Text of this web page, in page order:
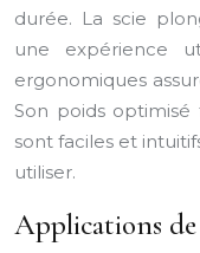
durée. La scie
une expérience
ergonomiques
Son poids optimisé
sont faciles et
utiliser.
Applications